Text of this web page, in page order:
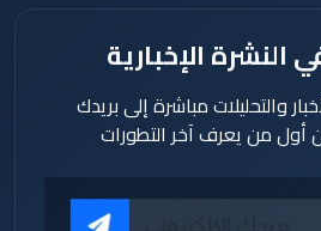
النشرة الإخبارية
والتحليلات مباشرة إلى بريدك
أول من يعرف آخر التطورات